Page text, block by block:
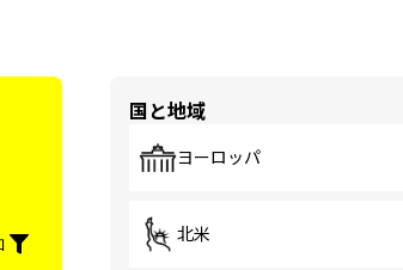
国と地域
ヨーロッパ
北米